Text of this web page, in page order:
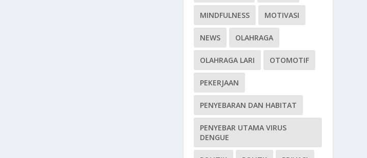
MINDFULNESS MOTIVASI
NEWS OLAHRAGA
OLAHRAGA LARI OTOMOTIF
PEKERJAAN
PENYEBARAN DAN HABITAT
PENYEBAR UTAMA VIRUS
DENGUE